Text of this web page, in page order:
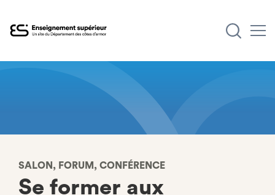
SALON, FORUM, CONFÉRENCE
Se former aux